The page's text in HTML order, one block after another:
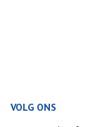
VOLG ONS